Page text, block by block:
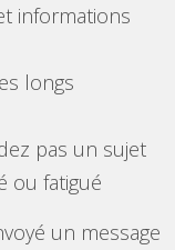
informations
longs
pas un sujet
ou fatigué
un message